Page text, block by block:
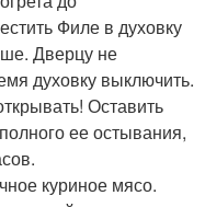
Филе в духовку
Дверцу не
духовку выключить.
Оставить
ее остывания,
куриное мясо.